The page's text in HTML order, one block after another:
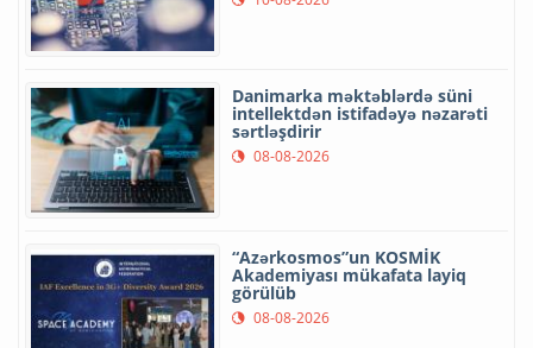
Danimarka məktəblərdə süni
intellektdən istifadəyə nəzarəti
sərtləşdirir
08-08-2026
“Azərkosmos”un KOSMİK
Akademiyası mükafata layiq
görülüb
08-08-2026